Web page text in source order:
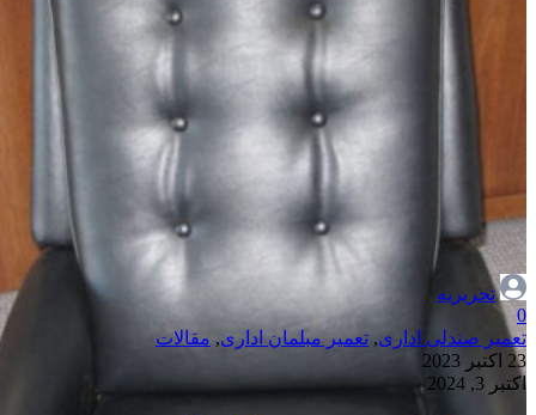
تحریریه
0
تعمیر صندلی اداری, تعمیر مبلمان اداری, مقالات
23 اکتبر 2023
اکتبر 3, 2024